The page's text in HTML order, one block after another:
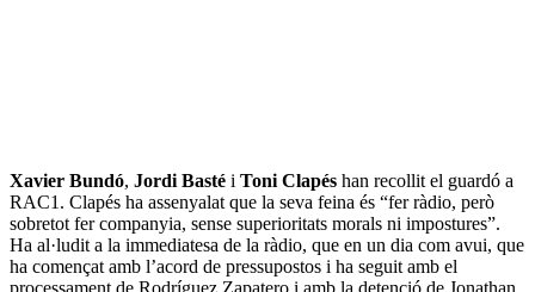
Xavier Bundó, Jordi Basté i Toni Clapés han recollit el guardó a
RAC1. Clapés ha assenyalat que la seva feina és “fer ràdio, però
sobretot fer companyia, sense superioritats morals ni impostures”.
Ha al·ludit a la immediatesa de la ràdio, que en un dia com avui, que
ha començat amb l’acord de pressupostos i ha seguit amb el
processament de Rodríguez Zapatero i amb la detenció de Jonathan